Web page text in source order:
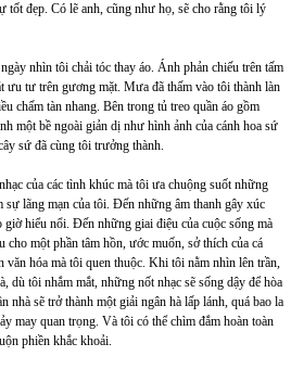
tốt đẹp. Có lẽ anh, cũng như họ, sẽ cho rằng tôi lý
nhìn tôi chải tóc thay áo. Ánh phản chiếu trên tấm
ưu tư trên gương mặt. Mưa đã thấm vào tôi thành làn
chấm tàn nhang. Bên trong tủ treo quần áo gồm
một bề ngoài giản dị như hình ảnh của cánh hoa sứ
sứ đã cùng tôi trưởng thành.
của các tình khúc mà tôi ưa chuộng suốt những
lãng mạn của tôi. Đến những âm thanh gây xúc
hiểu nổi. Đến những giai điệu của cuộc sống mà
một phần tâm hồn, ước muốn, sở thích của cá
văn hóa mà tôi quen thuộc. Khi tôi nằm nhìn lên trần,
dù tôi nhắm mắt, những nốt nhạc sẽ sống dậy để hòa
nhà sẽ trở thành một giải ngân hà lấp lánh, quá bao la
may quan trọng. Và tôi có thể chìm đắm hoàn toàn
phiền khắc khoải.